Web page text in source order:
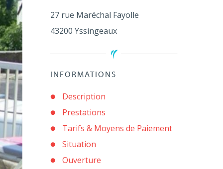
27 rue Maréchal Fayolle
43200 Yssingeaux
INFORMATIONS
Description
Prestations
Tarifs & Moyens de Paiement
Situation
Ouverture